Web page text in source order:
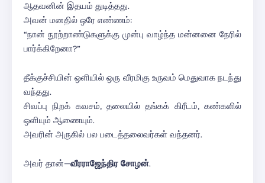
ஆதவனின் இதயம் துடித்தது.
அவன் மனதில் ஒரே எண்ணம்:
“நான் நூற்றாண்டுகளுக்கு முன்பு வாழ்ந்த மன்னனை நேரில்
பார்க்கிறேனா?”
தீக்குச்சியின் ஒளியில் ஒரு வீரமிகு உருவம் மெதுவாக நடந்து
வந்தது.
சிவப்பு நிறக் கவசம், தலையில் தங்கக் கிரீடம், கண்களில்
ஒளியும் ஆணையும்.
அவரின் அருகில் பல படைத்தலைவர்கள் வந்தனர்.
அவர் தான்—வீரராஜேந்திர சோழன்.